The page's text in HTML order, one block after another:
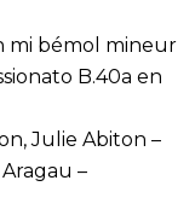
mi bémol mineur
B.40a en
Julie Abiton –
–